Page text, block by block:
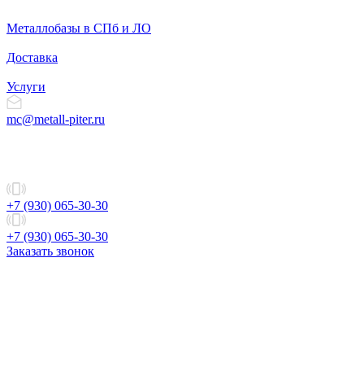
Металлобазы в СПб и ЛО
Доставка
Услуги
mc@metall-piter.ru
+7 (930) 065-30-30
+7 (930) 065-30-30
Заказать звонок